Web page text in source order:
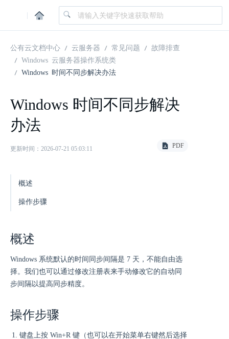
|
公有云文档中心 云服务器 常见问题
故障排查
Windows 云服务器操作系统类
Windows 时间不同步解决办法
Windows 时间不同步解决
办法
更新时间：2026-07-21 05:03:11 PDF
概述
操作步骤
概述
Windows 系统默认的时间同步间隔是 7 天，不能自由选
择。我们也可以通过修改注册表来手动修改它的自动同
步间隔以提高同步精度。
操作步骤
键盘上按 Win+R 键（也可以在开始菜单右键然后选择